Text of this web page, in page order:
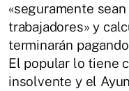
«seguramente
trabajadores» y
terminarán
El popular lo tiene
insolvente y el